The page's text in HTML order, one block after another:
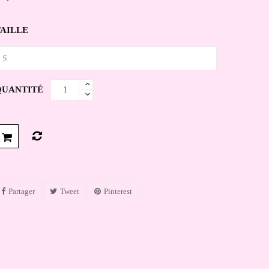
Partager Tweet Pinterest